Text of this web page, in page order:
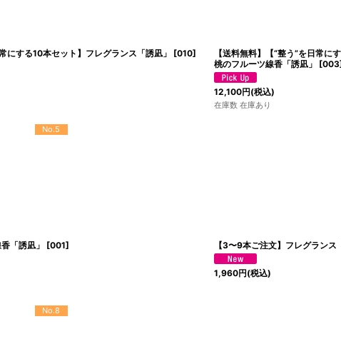
にする10本セット】フレグランス「誘凪」 [010]
【送料無料】【“整う”を日常に
桃のフルーツ線香「誘凪」
[003
12,100円(税込)
在庫数 在庫あり
No.5
「誘凪」 [001] 【3〜9本ご注文】フレグランス
1,960円(税込)
No.8